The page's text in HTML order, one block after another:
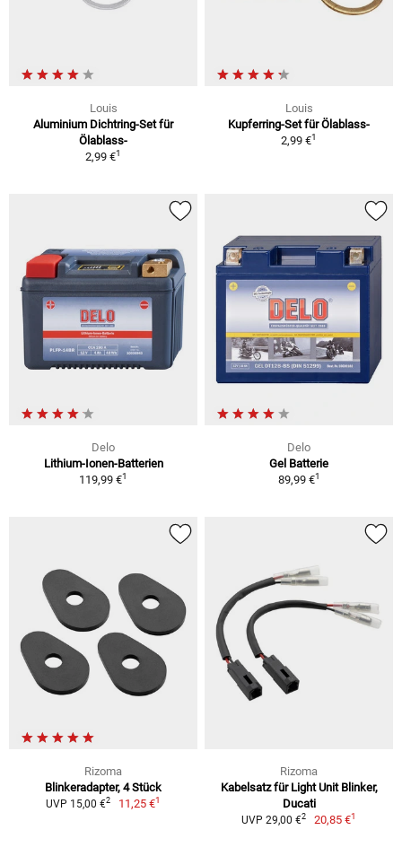
Louis
Aluminium Dichtring-Set für
Ölablass-
2,99 €1
Louis
Kupferring-Set für Ölablass-
2,99 €1
Delo
Lithium-Ionen-Batterien
119,99 €1
Delo
Gel Batterie
89,99 €1
Rizoma
Blinkeradapter, 4 Stück
UVP 15,00 €2 11,25 €1
Rizoma
Kabelsatz für Light Unit Blinker,
Ducati
UVP 29,00 €2 20,85 €1